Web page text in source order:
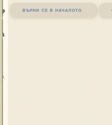
върни се в началото